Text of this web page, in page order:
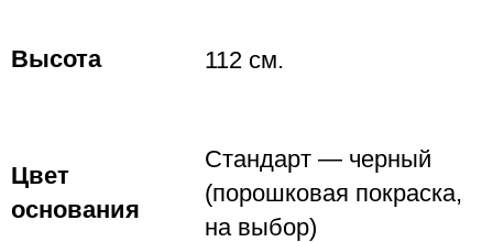
Высота 112 см.
Цвет
основания
Стандарт — черный
(порошковая покраска,
на выбор)